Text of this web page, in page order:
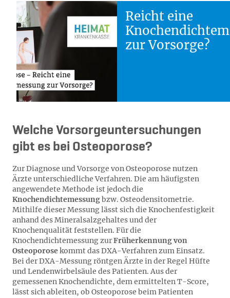
Reicht eine
zur Vorsorge?
Welche Vorsorgeuntersuchungen
gibt es bei Osteoporose?
Zur Diagnose und Vorsorge von Osteoporose nutzen
Ärzte unterschiedliche Verfahren. Die am häufigsten
angewendete Methode ist jedoch die
Knochendichtemessungbzw. Osteodensitometrie.
Mithilfe dieser Messung lässt sich die Knochenfestigkeit
anhand des Mineralsalzgehaltes und der
Knochenqualität feststellen. Für die
Knochendichtemessung zurFrüherkennung von
Osteoporosekommt das DXA-Verfahren zum Einsatz.
Bei der DXA-Messung röntgen Ärzte in der Regel Hüfte
und Lendenwirbelsäule des Patienten. Aus der
gemessenen Knochendichte, dem ermittelten T-Score,
lässt sich ableiten, ob Osteoporose beim Patienten